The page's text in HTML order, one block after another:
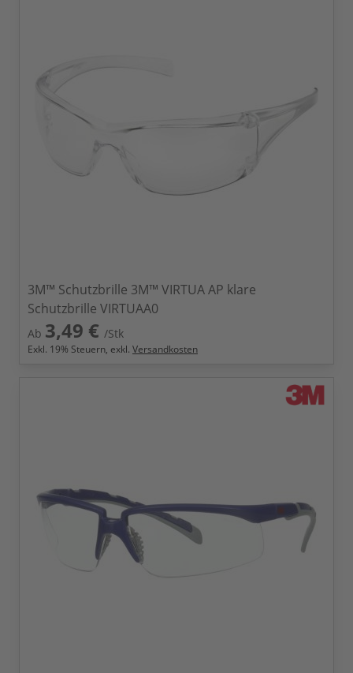
3M™ Schutzbrille 3M™ VIRTUA AP klare
Schutzbrille VIRTUAA0
Ab 3,49 € /Stk
Exkl. 19% Steuern, exkl. Versandkosten